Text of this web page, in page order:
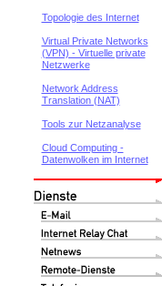
Topologie des Internet
Virtual Private Networks
(VPN) - Virtuelle private
Netzwerke
Network Address
Translation (NAT)
Tools zur Netzanalyse
Cloud Computing -
Datenwolken im Internet